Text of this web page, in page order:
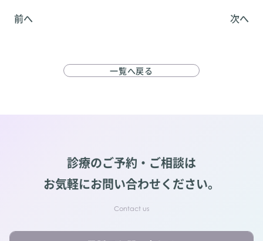
前へ 次へ
一覧へ戻る
診療のご予約・ご相談は
お気軽にお問い合わせください。